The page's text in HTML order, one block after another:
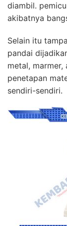
diambil.
akibatnya
Selain itu
pandai
metal, marmer,
penetapan
sendiri-sendiri.